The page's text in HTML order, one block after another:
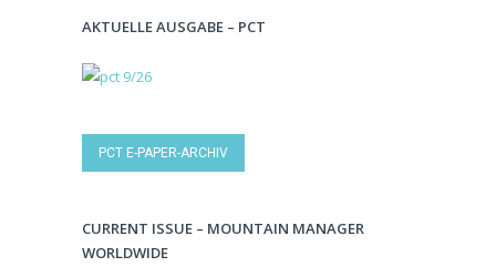
AKTUELLE AUSGABE – PCT
PCT E-PAPER-ARCHIV
CURRENT ISSUE – MOUNTAIN MANAGER
WORLDWIDE